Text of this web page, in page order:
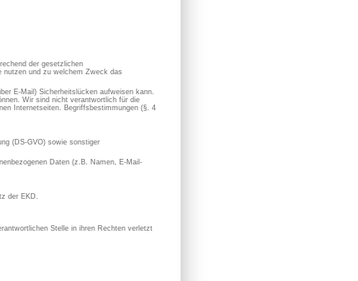
der gesetzlichen
nutzen und zu welchem Zweck das
E-Mail) Sicherheitslücken aufweisen kann.
Wir sind nicht verantwortlich für die
Internetseiten. Begriffsbestimmungen (§. 4
(DS-GVO) sowie sonstiger
Daten (z.B. Namen, E-Mail-
der EKD.
Stelle in ihren Rechten verletzt